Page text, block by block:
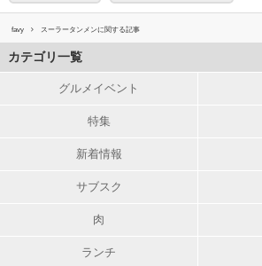
favy スーラータンメンに関する記事
カテゴリ一覧
グルメイベント
特集
新着情報
サブスク
肉
ランチ